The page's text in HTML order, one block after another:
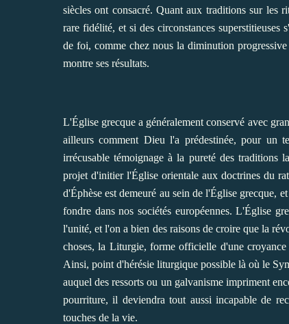
siècles ont consacré. Quant aux traditions sur les
rare fidélité, et si des circonstances
de foi, comme chez nous la diminution
montre ses résultats.
L'Église grecque a généralement conservé avec
ailleurs comment Dieu l'a prédestinée, pour un
irrécusable témoignage à la pureté des traditions
projet d'initier l'Église orientale aux doctrines du
d'Éphèse est demeuré au sein de l'Église grecque,
fondre dans nos sociétés européennes. L'Église
l'unité, et l'on a bien des raisons de croire que la
choses, la Liturgie, forme officielle d'une
Ainsi, point d'hérésie liturgique possible là où le
auquel des ressorts ou un galvanisme impriment
pourriture, il deviendra tout aussi incapable de
touches de la vie.